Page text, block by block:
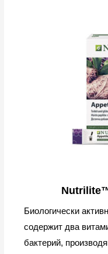
Биологически
содержит два
бактерий,